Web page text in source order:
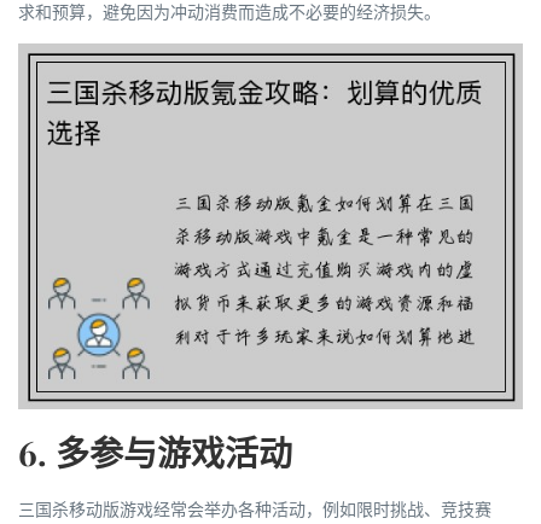
求和预算，避免因为冲动消费而造成不必要的经济损失。
6. 多参与游戏活动
三国杀移动版游戏经常会举办各种活动，例如限时挑战、竞技赛